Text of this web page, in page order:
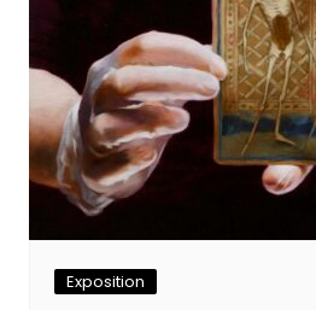
Exposition